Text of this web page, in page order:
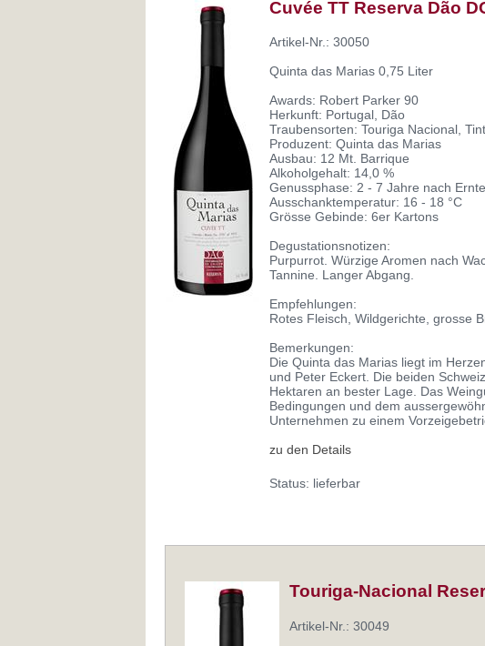
Cuvée TT Reserva Dão
Artikel-Nr.: 30050
Quinta das Marias 0,75 Liter
Awards: Robert Parker 90
Herkunft: Portugal, Dão
Traubensorten: Touriga Nacional,
Produzent: Quinta das Marias
Ausbau: 12 Mt. Barrique
Alkoholgehalt: 14,0 %
Genussphase: 2 - 7 Jahre nach Ernte
Ausschanktemperatur: 16 - 18 °C
Grösse Gebinde: 6er Kartons
Degustationsnotizen:
Purpurrot. Würzige Aromen nach
Tannine. Langer Abgang.
Empfehlungen:
Rotes Fleisch, Wildgerichte, grosse
Bemerkungen:
Die Quinta das Marias liegt im
und Peter Eckert. Die beiden
Hektaren an bester Lage. Das
Bedingungen und dem
Unternehmen zu einem
zu den Details
Status: lieferbar
Touriga-Nacional
Artikel-Nr.: 30049